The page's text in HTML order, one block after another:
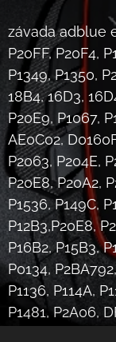
závada adblue
P20FF, P20F4,
P1349, P1350,
18B4, 16D3,
P20E9, P1067,
AE0C02,
P2063, P204E,
P20E8, P20A2,
P1536, P149C,
P12B3,P20E8,
P16B2, P15B3,
P0134,
P1136, P114A,
P1481, P2A06,